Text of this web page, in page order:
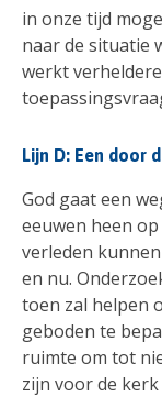
in onze tijd
naar de situatie
werkt
Lijn D: Een door
God gaat een
eeuwen heen
verleden
en nu.
toen zal helpen
geboden te
ruimte om tot
zijn voor de kerk